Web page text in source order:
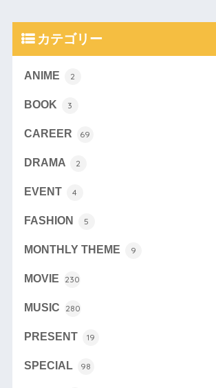
カテゴリー
ANIME 2
BOOK 3
CAREER 69
DRAMA 2
EVENT 4
FASHION 5
MONTHLY THEME 9
MOVIE 230
MUSIC 280
PRESENT 19
SPECIAL 98